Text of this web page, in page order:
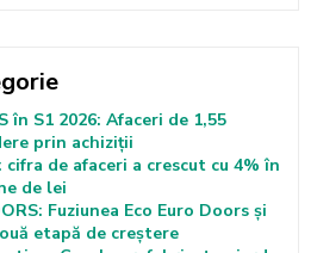
în S1 2026: Afaceri de 1,55
prin achiziții
cifra de afaceri a crescut cu 4% în
de lei
Fuziunea Eco Euro Doors și
etapă de creștere